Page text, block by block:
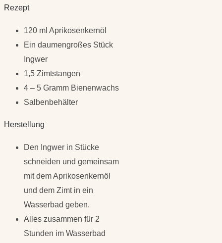
Rezept
120 ml Aprikosenkernöl
Ein daumengroßes Stück
Ingwer
1,5 Zimtstangen
4 – 5 Gramm Bienenwachs
Salbenbehälter
Herstellung
Den Ingwer in Stücke
schneiden und gemeinsam
mit dem Aprikosenkernöl
und dem Zimt in ein
Wasserbad geben.
Alles zusammen für 2
Stunden im Wasserbad